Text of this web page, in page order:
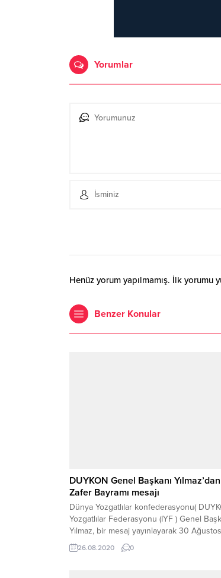
Yorumlar
Henüz yorum yapılmamış. İlk yorumu
Benzer Konular
DUYKON Genel Başkanı
Zafer Bayramı mesajı
Dünya Yozgatlılar konfederasyonu(
Yozgatlılar Federasyonu (IYF ) Genel
Yılmaz, bir mesaj yayınlayarak 30
Bayramını kutladı.
26.08.2020 0